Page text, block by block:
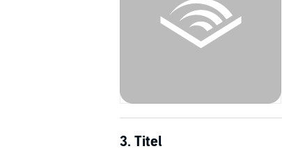
3. Titel